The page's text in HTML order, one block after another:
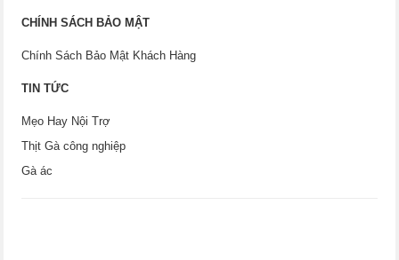
CHÍNH SÁCH BẢO MẬT
Chính Sách Bảo Mật Khách Hàng
TIN TỨC
Mẹo Hay Nội Trợ
Thịt Gà công nghiệp
Gà ác